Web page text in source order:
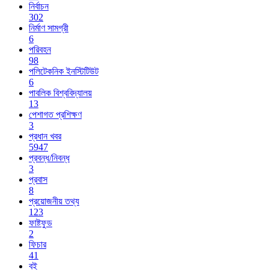
নির্বাচন
302
নির্মাণ সামগ্রী
6
পরিবহন
98
পলিটেকনিক ইনস্টিটিউট
6
পাবলিক বিশ্ববিদ্যালয়
13
পেশাগত প্রশিক্ষণ
3
প্রধান খবর
5947
প্রবন্ধ/নিবন্ধ
3
প্রবাস
8
প্রয়োজনীয় তথ্য
123
ফাষ্টফুড
2
ফিচার
41
বই